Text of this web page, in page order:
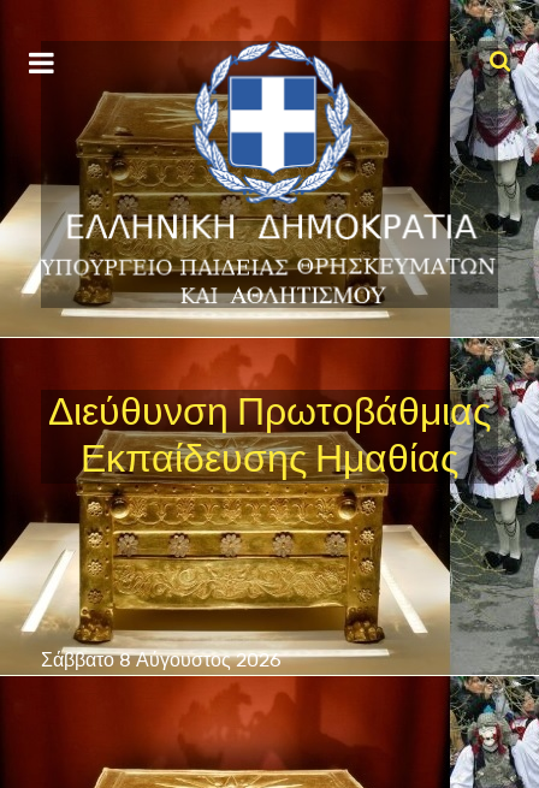
Διεύθυνση Πρωτοβάθμιας
Εκπαίδευσης Ημαθίας
Σάββατο 8 Αύγουστος 2026